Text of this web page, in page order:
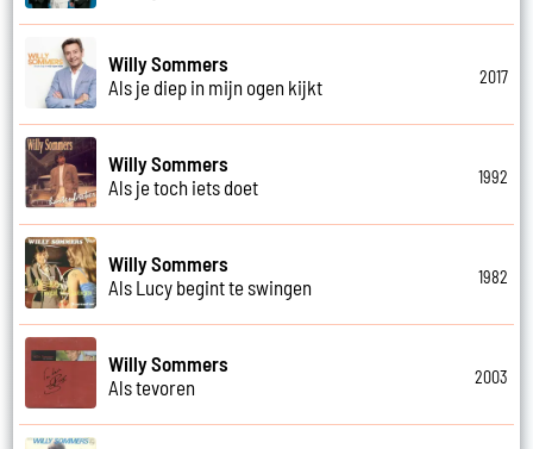
Willy Sommers
Als je diep in mijn ogen kijkt
2017
Willy Sommers
Als je toch iets doet
1992
Willy Sommers
Als Lucy begint te swingen
1982
Willy Sommers
Als tevoren
2003